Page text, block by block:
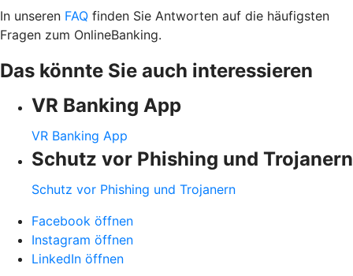
In unseren FAQ finden Sie Antworten auf die häufigsten
Fragen zum OnlineBanking.
Das könnte Sie auch interessieren
VR Banking App
VR Banking App
Schutz vor Phishing und Trojanern
Schutz vor Phishing und Trojanern
Facebook öffnen
Instagram öffnen
LinkedIn öffnen